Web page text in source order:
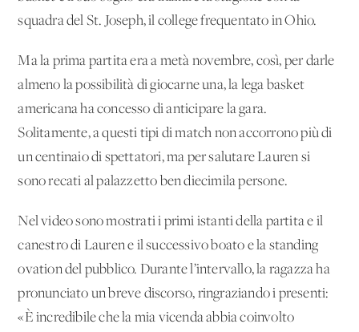
squadra del St. Joseph, il college frequentato in Ohio.
Ma la prima partita era a metà novembre, così, per darle
almeno la possibilità di giocarne una, la lega basket
americana ha concesso di anticipare la gara.
Solitamente, a questi tipi di match non accorrono più di
un centinaio di spettatori, ma per salutare Lauren si
sono recati al palazzetto ben diecimila persone.
Nel video sono mostrati i primi istanti della partita e il
canestro di Lauren e il successivo boato e la standing
ovation del pubblico. Durante l’intervallo, la ragazza ha
pronunciato un breve discorso, ringraziando i presenti:
«È incredibile che la mia vicenda abbia coinvolto